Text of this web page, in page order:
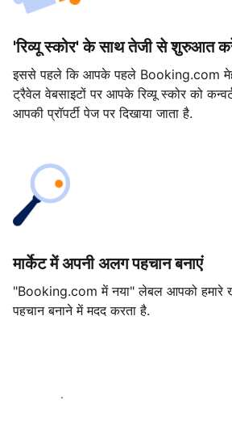
'रिव्यू स्कोर' के साथ तेजी से शुरुआत
इससे पहले कि आपके पहले Booking.com
ट्रैवेल वेबसाइटों पर आपके रिव्यू स्कोर को
आपकी प्रॉपर्टी पेज पर दिखाया जाता है.
मार्केट में अपनी अलग पहचान बनाएं
"Booking.com में नया" लेबल आपको हमारे
पहचान बनाने में मदद करता है.
आज ही शुरू करें